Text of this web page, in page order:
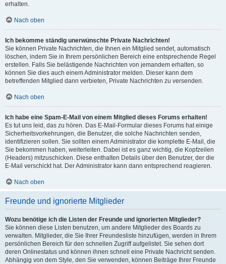
erhalten.
Nach oben
Ich bekomme ständig unerwünschte Private Nachrichten!
Sie können Private Nachrichten, die Ihnen ein Mitglied sendet, automatisch
löschen, indem Sie in Ihrem persönlichen Bereich eine entsprechende Regel
erstellen. Falls Sie belästigende Nachrichten von jemandem erhalten, so
können Sie dies auch einem Administrator melden. Dieser kann dem
betreffenden Mitglied dann verbieten, Private Nachrichten zu versenden.
Nach oben
Ich habe eine Spam-E-Mail von einem Mitglied dieses Forums erhalten!
Es tut uns leid, das zu hören. Das E-Mail-Formular dieses Forums hat einige
Sicherheitsvorkehrungen, die Benutzer, die solche Nachrichten senden,
identifizieren sollen. Sie sollten einem Administrator die komplette E-Mail, die
Sie bekommen haben, weiterleiten. Dabei ist es ganz wichtig, die Kopfzeilen
(Headers) mitzuschicken. Diese enthalten Details über den Benutzer, der die
E-Mail verschickt hat. Der Administrator kann dann entsprechend reagieren.
Nach oben
Freunde und ignorierte Mitglieder
Wozu benötige ich die Listen der Freunde und ignorierten Mitglieder?
Sie können diese Listen benutzen, um andere Mitglieder des Boards zu
verwalten. Mitglieder, die Sie Ihrer Freundesliste hinzufügen, werden in Ihrem
persönlichen Bereich für den schnellen Zugriff aufgelistet. Sie sehen dort
deren Onlinestatus und können ihnen schnell eine Private Nachricht senden.
Abhängig von dem Style, den Sie verwenden, können Beiträge Ihrer Freunde